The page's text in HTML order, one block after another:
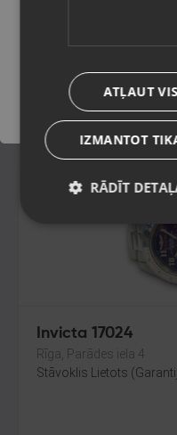
Stāvoklis Lietots
40.00€
Invicta 17024
Rīga, Parādes iela 4
Stāvoklis Lietots
ATĻAUT
IZMANTOT
RĀDĪT